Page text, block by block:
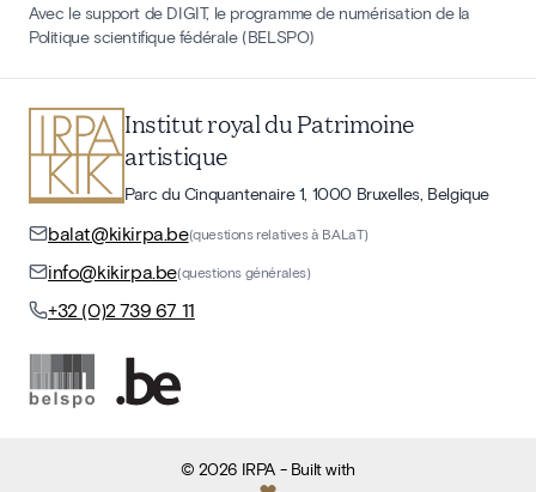
Avec le support de DIGIT, le programme de numérisation de la
Politique scientifique fédérale (BELSPO)
Institut royal du Patrimoine
artistique
Parc du Cinquantenaire 1, 1000 Bruxelles, Belgique
balat@kikirpa.be(questions relatives à BALaT)
info@kikirpa.be(questions générales)
+32 (0)2 739 67 11
©2026 IRPA- Built with